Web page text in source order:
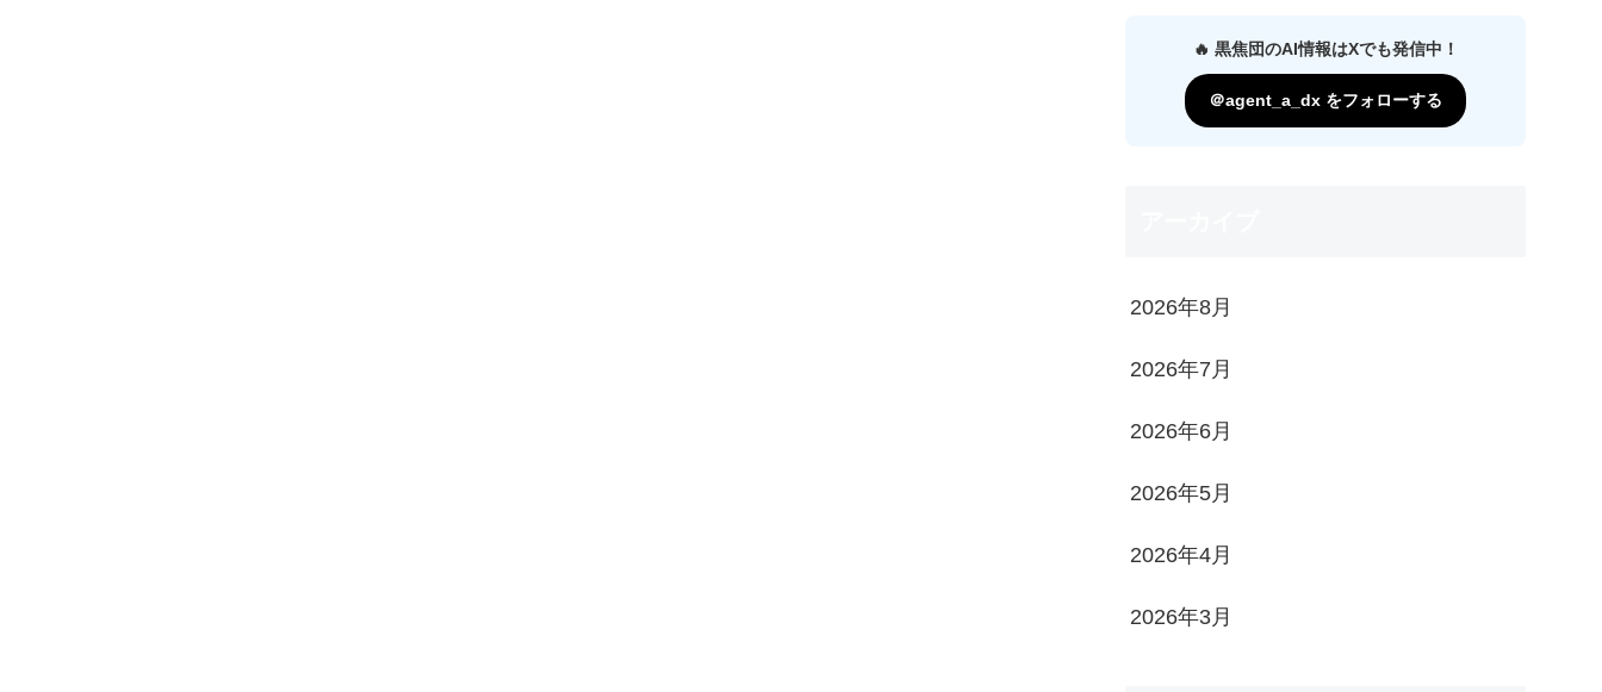
🔥 黒焦団のAI情報はXでも発信中！
＠agent_a_dx をフォローする
2026年8月
2026年7月
2026年6月
2026年5月
2026年4月
2026年3月